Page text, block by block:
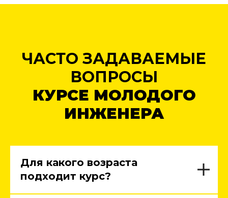
ЧАСТО ЗАДАВАЕМЫЕ
ВОПРОСЫ
КУРСЕ МОЛОДОГО
ИНЖЕНЕРА
Для какого возраста
подходит курс?